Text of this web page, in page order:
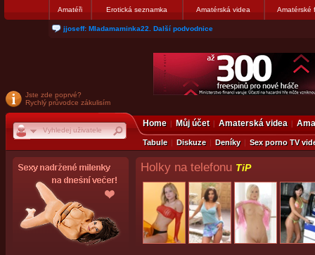
Amatéři Erotická seznamka Amatérská videa Amatérské
jjoseff: Mladamaminka22. Další podvodnice
Jste zde poprvé?
Rychlý průvodce zákulisím
Home Můj účet Amaterská videa
Tabule Diskuze Deníky Sex porno TV
Holky na telefonu TiP